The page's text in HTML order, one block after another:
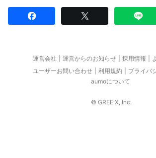
運営会社 運営からのお知らせ 採用情報
ユーザーお問い合わせ
利用規約
プライバ
aumoについて
© GREE X, Inc.